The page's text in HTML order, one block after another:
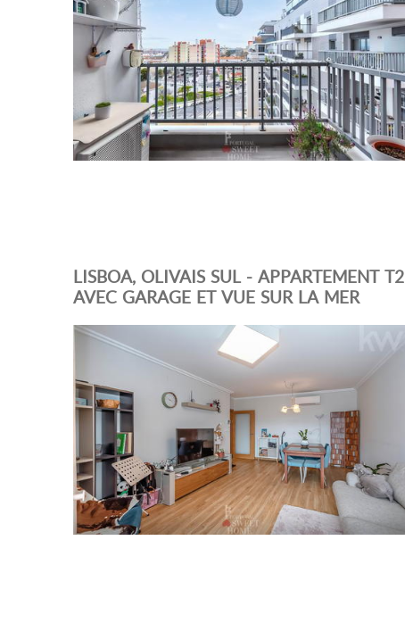
LISBOA, OLIVAIS SUL - APPARTEMENT T2
AVEC GARAGE ET VUE SUR LA MER